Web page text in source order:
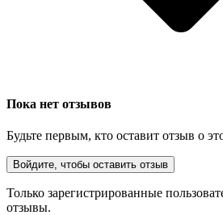
Пока нет отзывов
Будьте первым, кто оставит отзыв о
Войдите, чтобы оставить отзыв
Только зарегистрированные
отзывы.